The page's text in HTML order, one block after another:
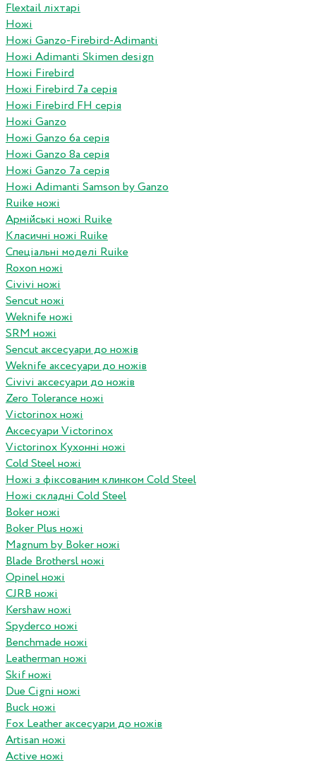
Flextail ліхтарі
Ножі
Ножі Ganzo-Firebird-Adimanti
Ножі Adimanti Skimen design
Ножі Firebird
Ножі Firebird 7а серія
Ножі Firebird FH серія
Ножі Ganzo
Ножі Ganzo 6а серія
Ножі Ganzo 8а серія
Ножі Ganzo 7а серія
Ножі Adimanti Samson by Ganzo
Ruike ножі
Армійські ножі Ruike
Класичні ножі Ruike
Спеціальні моделі Ruike
Roxon ножi
Civivi ножі
Sencut ножі
Weknife ножі
SRM ножі
Sencut аксесуари до ножів
Weknife аксесуари до ножів
Civivi аксесуари до ножів
Zero Tolerance ножі
Victorinox ножі
Аксесуари Victorinox
Victorinox Кухонні ножі
Cold Steel ножі
Ножі з фіксованим клинком Cold Steel
Ножі складні Cold Steel
Boker ножі
Boker Plus ножі
Magnum by Boker ножі
Blade Brothersl ножі
Opinel ножі
CJRB ножі
Kershaw ножі
Spyderco ножі
Benchmade ножі
Leatherman ножі
Skif ножі
Due Cigni ножі
Buck ножі
Fox Leather аксесуари до ножів
Artisan ножі
Active ножі